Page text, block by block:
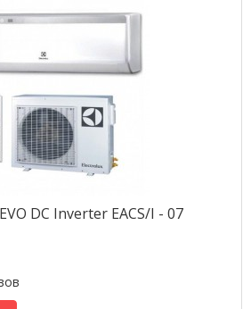
DC Inverter EACS/I - 07